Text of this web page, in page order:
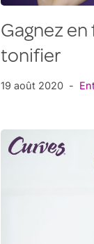
Gagnez
tonifier
19 août 2020